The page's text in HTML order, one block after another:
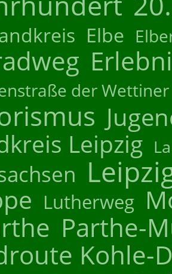
Elbe
der Wettiner
Leipzig
Lutherweg
Parthe-
Kohle-